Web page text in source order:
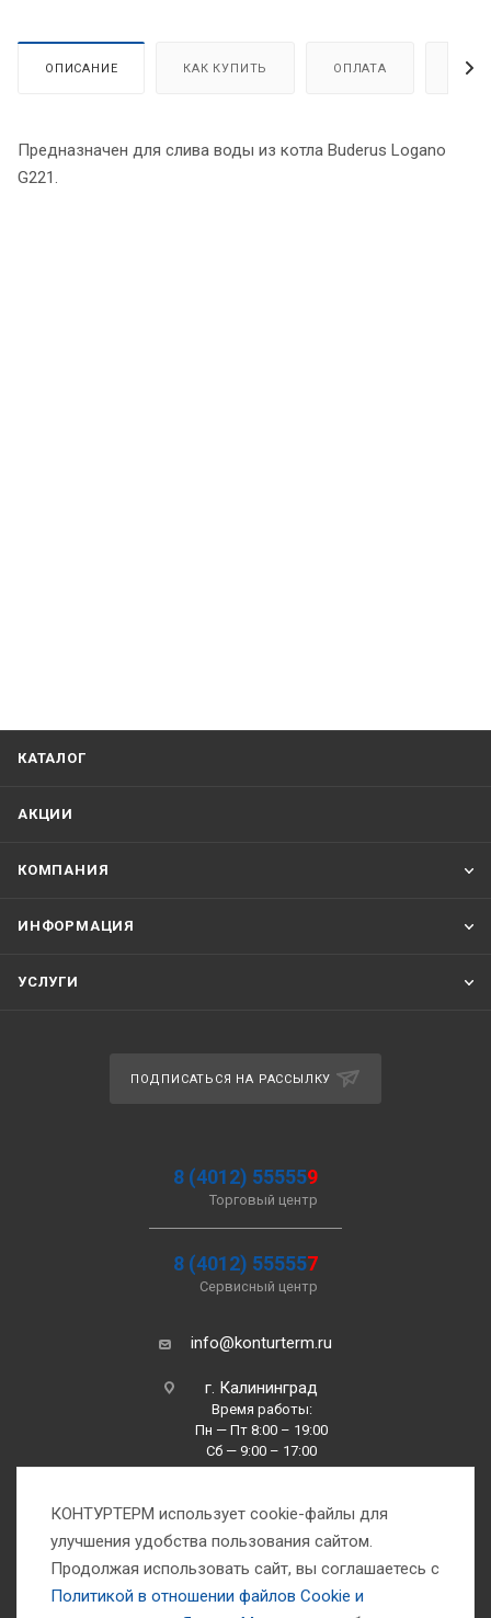
ОПИСАНИЕ КАК КУПИТЬ ОПЛАТА
Предназначен для слива воды из котла Buderus Logano
G221.
КАТАЛОГ
АКЦИИ
КОМПАНИЯ
ИНФОРМАЦИЯ
УСЛУГИ
ПОДПИСАТЬСЯ НА РАССЫЛКУ
8 (4012) 555559
Торговый центр
8 (4012) 555557
Сервисный центр
info@konturterm.ru
г. Калининград
Время работы:
Пн — Пт 8:00 – 19:00
Сб — 9:00 – 17:00
Вс —10:00 – 16:00
КОНТУРТЕРМ использует cookie-файлы для
улучшения удобства пользования сайтом.
Продолжая использовать сайт, вы соглашаетесь с
Политикой в отношении файлов Сookie и